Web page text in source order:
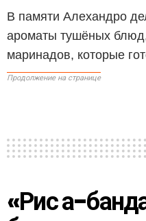
В памяти Алехандро
ароматы тушёных
маринадов, которые
Продолжение на странице
«Рис а-